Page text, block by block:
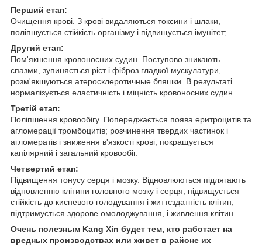
Перший етап:
Очищення крові. З крові видаляються токсини і шлаки,
поліпшується стійкість організму і підвищується імунітет;
Другий етап:
Пом'якшення кровоносних судин. Поступово зникають
спазми, зупиняється ріст і фіброз гладкої мускулатури,
розм'якшуються атеросклеротичные бляшки. В результаті
нормалізується еластичність і міцність кровоносних судин.
Третій етап:
Поліпшення кровообігу. Попереджається поява еритроцитів та
агломерації тромбоцитів; розчинення твердих частинок і
агломератів і зниження в'язкості крові; покращується
капілярний і загальний кровообіг.
Четвертий етап:
Підвищення тонусу серця і мозку. Відновлюються підлягають
відновленню клітини головного мозку і серця, підвищується
стійкість до кисневого голодування і життєздатність клітин,
підтримується здорове омолоджування, і живлення клітин.
Очень полезным Kang Xin будет тем, кто работает на
вредных производствах или живет в районе их